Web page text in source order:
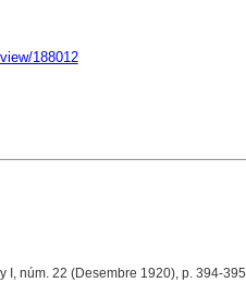
188012
I, núm. 22 (Desembre 1920), p. 394-395